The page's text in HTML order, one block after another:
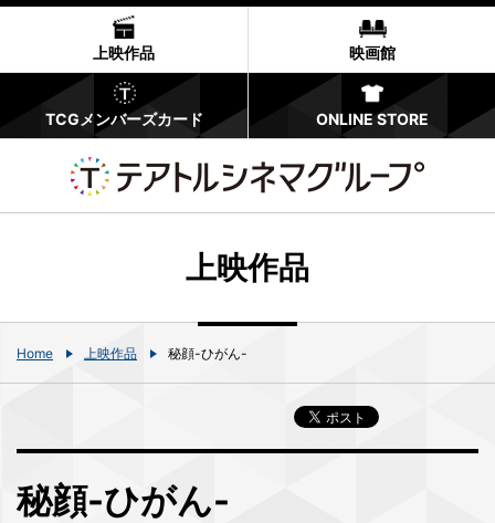
上映作品 映画館
TCGメンバーズカード ONLINE STORE
上映作品
Home 上映作品 秘顔-ひがん-
秘顔-ひがん-